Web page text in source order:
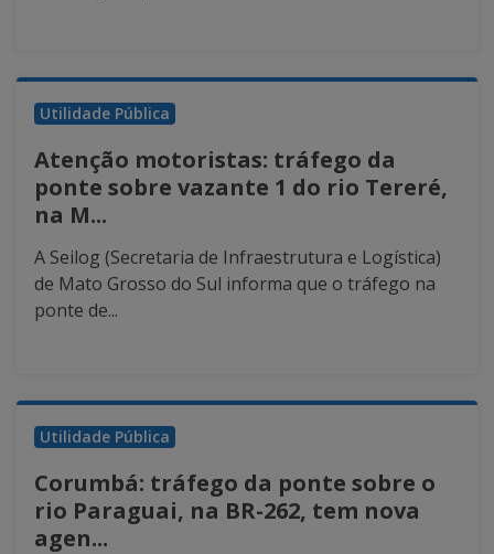
Utilidade Pública
Atenção motoristas: tráfego da
ponte sobre vazante 1 do rio Tereré,
na M...
A Seilog (Secretaria de Infraestrutura e Logística)
de Mato Grosso do Sul informa que o tráfego na
ponte de...
Utilidade Pública
Corumbá: tráfego da ponte sobre o
rio Paraguai, na BR-262, tem nova
agen...